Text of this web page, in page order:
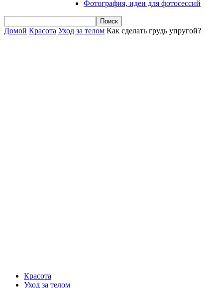
Фотография, идеи для фотосессий
Домой Красота Уход за телом Как сделать грудь упругой?
Красота
Уход за телом